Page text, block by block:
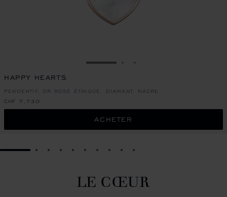
ALLER À LA DIAPOSITIVE 1
HAPPY HEARTS
PENDENTIF, OR ROSE ÉTHIQUE, DIAMANT, NACRE
CHF 7,730
ACHETER
GO TO SLIDE 1GO TO SLIDE 2
GO TO SLIDE 3
GO TO SLIDE 4
GO TO SLIDE 5
GO TO SLIDE 6
GO TO SLIDE 7
GO TO SLIDE 8
GO TO SLIDE 9
GO TO SLIDE 10
LE CŒUR